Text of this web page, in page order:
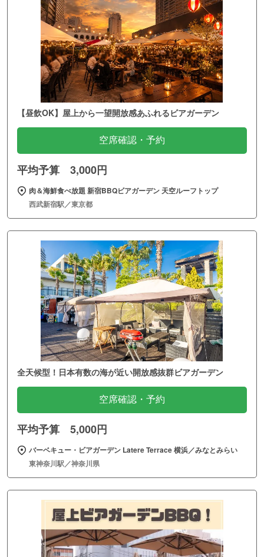
【昼飲OK】屋上から一望開放感あふれるビアガーデン
空席確認・予約
平均予算 3,000円
肉＆海鮮食べ放題 新宿BBQビアガーデン 天空ルーフトップ
西武新宿駅／東京都
全天候型！日本有数の海が近い開放感抜群ビアガーデン
空席確認・予約
平均予算 5,000円
バーベキュー・ビアガーデン Latere Terrace 横浜／みなとみらい
東神奈川駅／神奈川県